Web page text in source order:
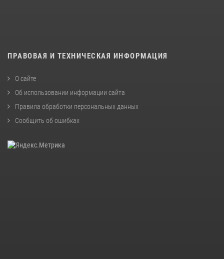
ПРАВОВАЯ И ТЕХНИЧЕСКАЯ ИНФОРМАЦИЯ
О сайте
Об использовании информации сайта
Правила обработки персональных данных
Сообщить об ошибках